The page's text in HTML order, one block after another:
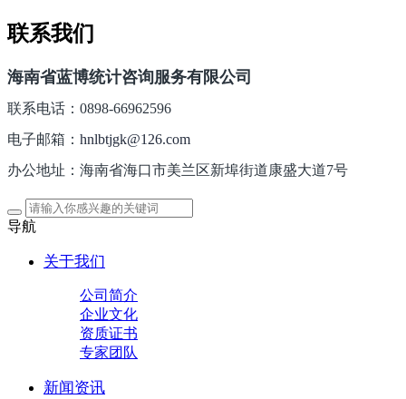
联系我们
海南省蓝博统计咨询服务有限公司
联系电话：0898-66962596
电子邮箱： hnlbtjgk@126.com
办公地址：海南省海口市美兰区新埠街道康盛大道7号
导航
关于我们
公司简介
企业文化
资质证书
专家团队
新闻资讯